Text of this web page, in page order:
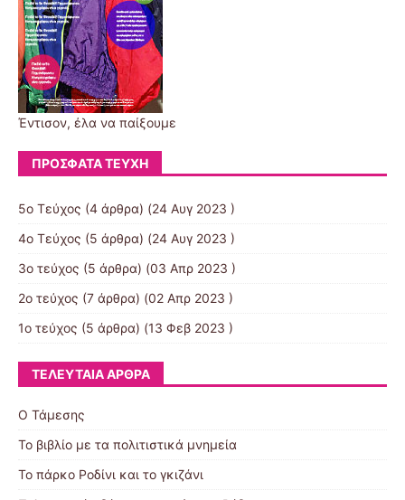
Έντισον, έλα να παίξουμε
ΠΡΌΣΦΑΤΑ ΤΕΎΧΗ
5ο Τεύχος (4 άρθρα) (24 Αυγ 2023 )
4ο Τεύχος (5 άρθρα) (24 Αυγ 2023 )
3ο τεύχος (5 άρθρα) (03 Απρ 2023 )
2ο τεύχος (7 άρθρα) (02 Απρ 2023 )
1ο τεύχος (5 άρθρα) (13 Φεβ 2023 )
ΤΕΛΕΥΤΑΊΑ ΆΡΘΡΑ
Ο Τάμεσης
Το βιβλίο με τα πολιτιστικά μνημεία
Το πάρκο Ροδίνι και το γκιζάνι